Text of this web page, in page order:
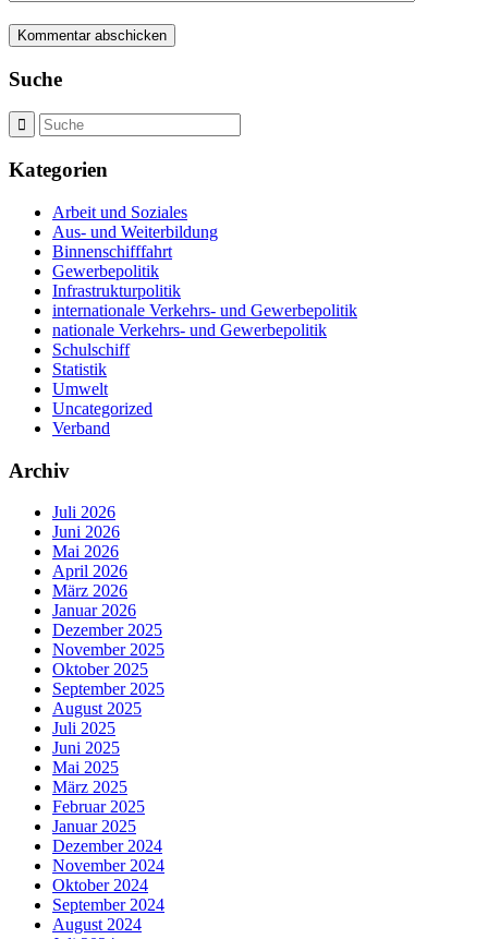
Suche
Kategorien
Arbeit und Soziales
Aus- und Weiterbildung
Binnenschifffahrt
Gewerbepolitik
Infrastrukturpolitik
internationale Verkehrs- und Gewerbepolitik
nationale Verkehrs- und Gewerbepolitik
Schulschiff
Statistik
Umwelt
Uncategorized
Verband
Archiv
Juli 2026
Juni 2026
Mai 2026
April 2026
März 2026
Januar 2026
Dezember 2025
November 2025
Oktober 2025
September 2025
August 2025
Juli 2025
Juni 2025
Mai 2025
März 2025
Februar 2025
Januar 2025
Dezember 2024
November 2024
Oktober 2024
September 2024
August 2024